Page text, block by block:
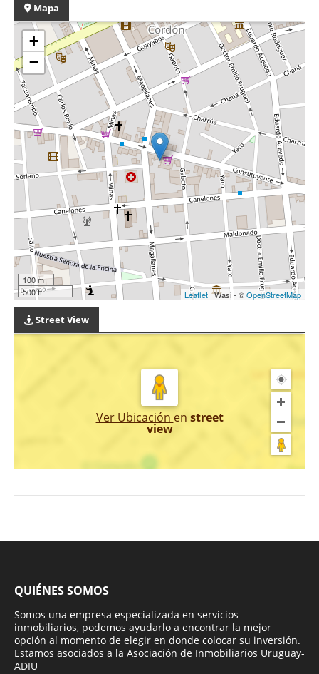
Mapa
+
−
100 m
500 ft
Leaflet | Wasi - ©OpenStreetMap
Street View
Ver Ubicación en street
view
QUIÉNES SOMOS
Somos una empresa especializada en servicios
inmobiliarios, podemos ayudarlo a encontrar la mejor
opción al momento de elegir en donde colocar su inversión.
Estamos asociados a la Asociación de Inmobiliarios Uruguay-
ADIU